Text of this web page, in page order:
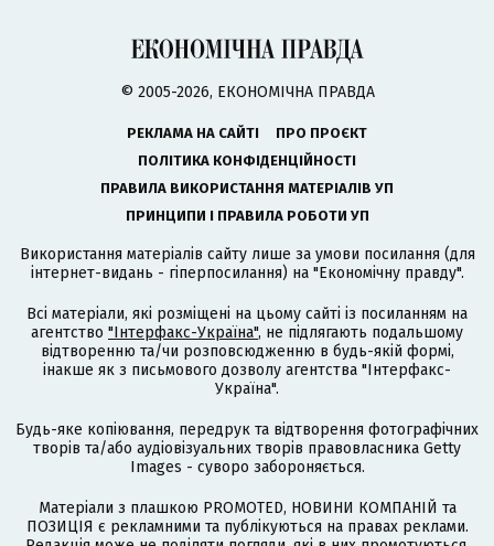
© 2005-2026, ЕКОНОМІЧНА ПРАВДА
РЕКЛАМА НА САЙТІ
ПРО ПРОЄКТ
ПОЛІТИКА КОНФІДЕНЦІЙНОСТІ
ПРАВИЛА ВИКОРИСТАННЯ МАТЕРІАЛІВ УП
ПРИНЦИПИ І ПРАВИЛА РОБОТИ УП
Використання матеріалів сайту лише за умови посилання (для
інтернет-видань - гіперпосилання) на "Економічну правду".
Всі матеріали, які розміщені на цьому сайті із посиланням на
агентство "Інтерфакс-Україна", не підлягають подальшому
відтворенню та/чи розповсюдженню в будь-якій формі,
інакше як з письмового дозволу агентства "Інтерфакс-
Україна".
Будь-яке копіювання, передрук та відтворення фотографічних
творів та/або аудіовізуальних творів правовласника Getty
Images - суворо забороняється.
Матеріали з плашкою PROMOTED, НОВИНИ КОМПАНІЙ та
ПОЗИЦІЯ є рекламними та публікуються на правах реклами.